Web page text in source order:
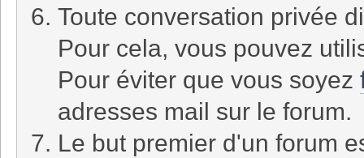
Toute conversation privée
Pour cela, vous pouvez
Pour éviter que vous soyez
adresses mail sur le forum.
Le but premier d'un forum